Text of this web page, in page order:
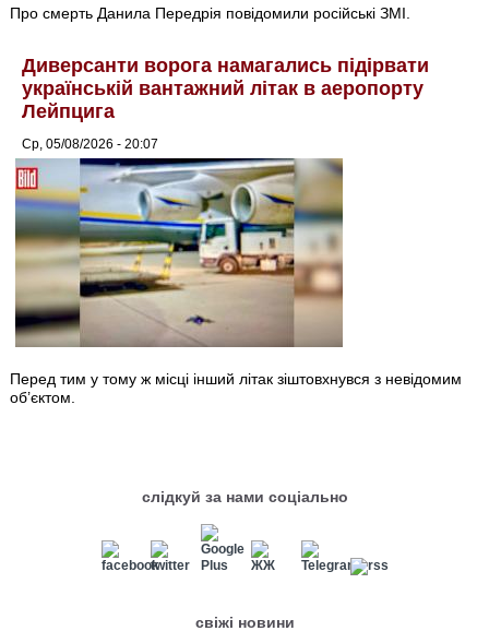
Про смерть Данила Передрія повідомили російські ЗМІ.
Диверсанти ворога намагались підірвати
українській вантажний літак в аеропорту
Лейпцига
Ср, 05/08/2026 - 20:07
Перед тим у тому ж місці інший літак зіштовхнувся з невідомим
об’єктом.
слідкуй за нами соціально
свіжі новини